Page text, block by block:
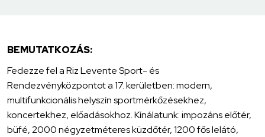
BEMUTATKOZÁS:
Fedezze fel a Riz Levente Sport- és
Rendezvényközpontot a 17. kerületben: modern,
multifunkcionális helyszín sportmérkőzésekhez,
koncertekhez, előadásokhoz. Kínálatunk: impozáns előtér,
büfé, 2000 négyzetméteres küzdőtér, 1200 fős lelátó,